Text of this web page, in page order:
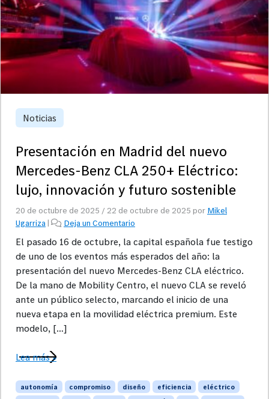
Noticias
Presentación en Madrid del nuevo
Mercedes-Benz CLA 250+ Eléctrico:
lujo, innovación y futuro sostenible
20 de octubre de 2025 / 22 de octubre de 2025 por Mikel
Ugarriza| Deja un Comentario
El pasado 16 de octubre, la capital española fue testigo
de uno de los eventos más esperados del año: la
presentación del nuevo Mercedes-Benz CLA eléctrico.
De la mano de Mobility Centro, el nuevo CLA se reveló
ante un público selecto, marcando el inicio de una
nueva etapa en la movilidad eléctrica premium. Este
modelo, […]
Lea más »
autonomía compromiso diseño eficiencia
eléctrico